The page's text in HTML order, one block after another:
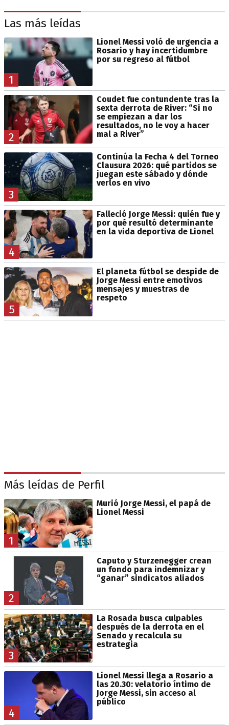
Las más leídas
1
Lionel Messi voló de urgencia a
Rosario y hay incertidumbre
por su regreso al fútbol
2
Coudet fue contundente tras la
sexta derrota de River: “Si no
se empiezan a dar los
resultados, no le voy a hacer
mal a River”
3
Continúa la Fecha 4 del Torneo
Clausura 2026: qué partidos se
juegan este sábado y dónde
verlos en vivo
4
Falleció Jorge Messi: quién fue y
por qué resultó determinante
en la vida deportiva de Lionel
5
El planeta fútbol se despide de
Jorge Messi entre emotivos
mensajes y muestras de
respeto
Más leídas de Perfil
1
Murió Jorge Messi, el papá de
Lionel Messi
2
Caputo y Sturzenegger crean
un fondo para indemnizar y
“ganar” sindicatos aliados
3
La Rosada busca culpables
después de la derrota en el
Senado y recalcula su
estrategia
4
Lionel Messi llega a Rosario a
las 20.30: velatorio íntimo de
Jorge Messi, sin acceso al
público